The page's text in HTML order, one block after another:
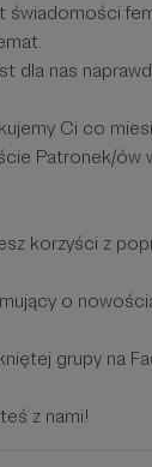
świadomości
dla nas
Ci co
Patronek/ów
korzyści z
o
grupy na
z nami!